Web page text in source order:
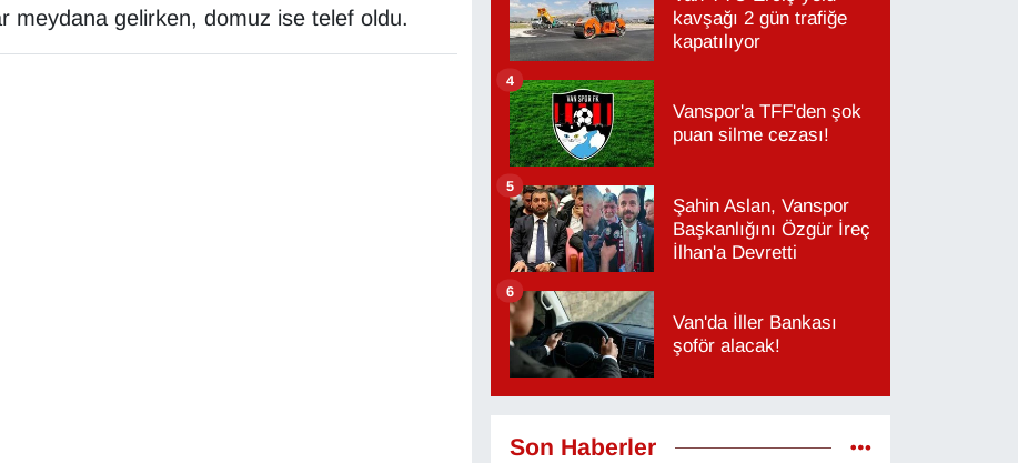
meydana gelirken, domuz ise telef oldu.
kavşağı 2 gün trafiğe
kapatılıyor
Vanspor'a TFF'den şok
puan silme cezası!
4
Şahin Aslan, Vanspor
Başkanlığını Özgür İreç
İlhan'a Devretti
5
Van'da İller Bankası
şoför alacak!
6
Son Haberler